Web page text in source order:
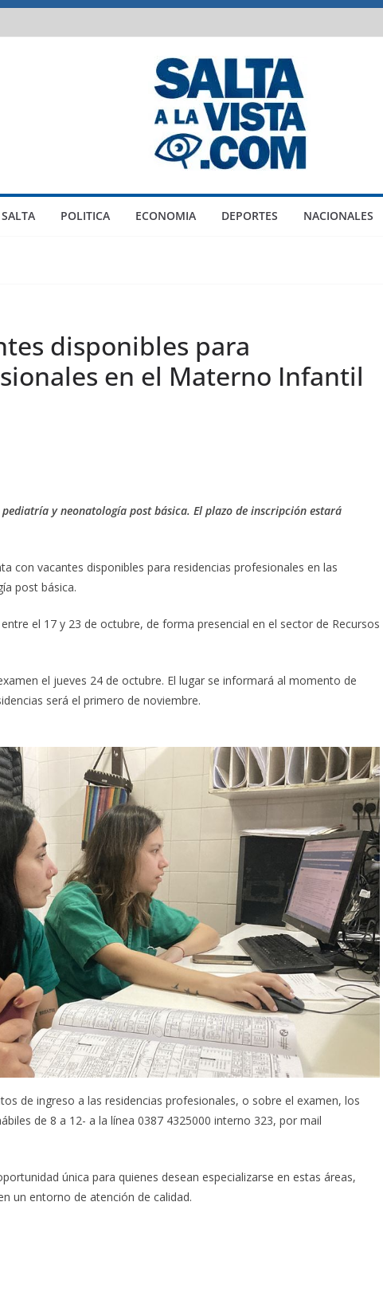
SALTA POLITICA ECONOMIA DEPORTES NACIONALES
disponibles para
en el Materno Infantil
y neonatología post básica. El plazo de inscripción estará
con vacantes disponibles para residencias profesionales en las
post básica.
el 17 y 23 de octubre, de forma presencial en el sector de Recursos
el jueves 24 de octubre. El lugar se informará al momento de
será el primero de noviembre.
de ingreso a las residencias profesionales, o sobre el examen, los
de 8 a 12- a la línea 0387 4325000 interno 323, por mail
única para quienes desean especializarse en estas áreas,
un entorno de atención de calidad.